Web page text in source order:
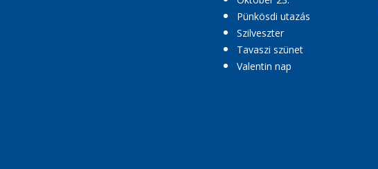
Pünkösdi utazás
Szilveszter
Tavaszi szünet
Valentin nap